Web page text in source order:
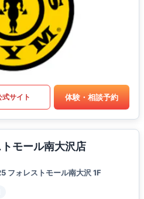
式サイト 体験・相談予約
モール南大沢店
フォレストモール南大沢 1F